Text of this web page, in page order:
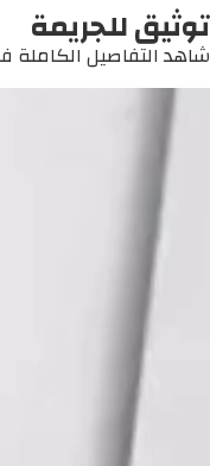
توثيق للجريمة
شاهد التفاصيل الكاملة